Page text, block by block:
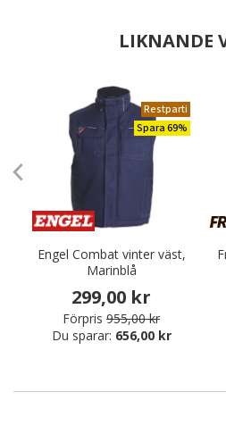
LIKNANDE
Restparti
Spara 69%
Engel Combat vinter väst,
Marinblå
299,00 kr
Förpris 955,00 kr
Du sparar: 656,00 kr